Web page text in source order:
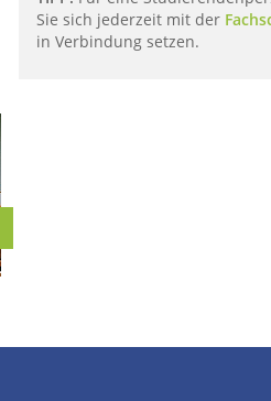
Sie sich jederzeit mit der
in Verbindung setzen.